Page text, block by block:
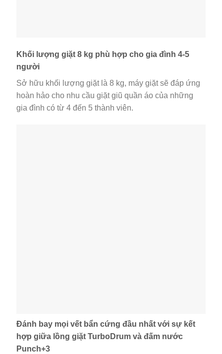
Khối lượng giặt 8 kg phù hợp cho gia đình 4-5
người
Sở hữu khối lượng giặt là 8 kg, máy giặt sẽ đáp ứng
hoàn hảo cho nhu cầu giặt giũ quần áo của những
gia đình có từ 4 đến 5 thành viên.
Đánh bay mọi vết bẩn cứng đầu nhất với sự kết
hợp giữa lồng giặt TurboDrum và đấm nước
Punch+3